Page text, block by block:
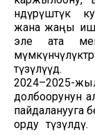
өндүрүштүк
жана жаңы
эле ата
түзүлүүдө.
2024–2025-
долбоорунун
орду